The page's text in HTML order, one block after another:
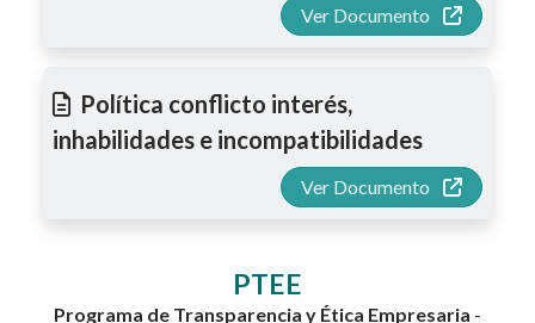
Ver Documento
Política conflicto interés,
inhabilidades e incompatibilidades
Ver Documento
PTEE
Programa de Transparencia y Ética Empresaria -